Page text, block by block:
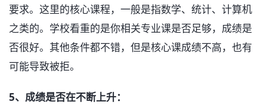
要求。这里的核心课程，一般是指数学、统计、计算机
之类的。学校看重的是你相关专业课是否足够，成绩是
否很好。其他条件都不错，但是核心课成绩不高，也有
可能导致被拒。
5、成绩是否在不断上升：